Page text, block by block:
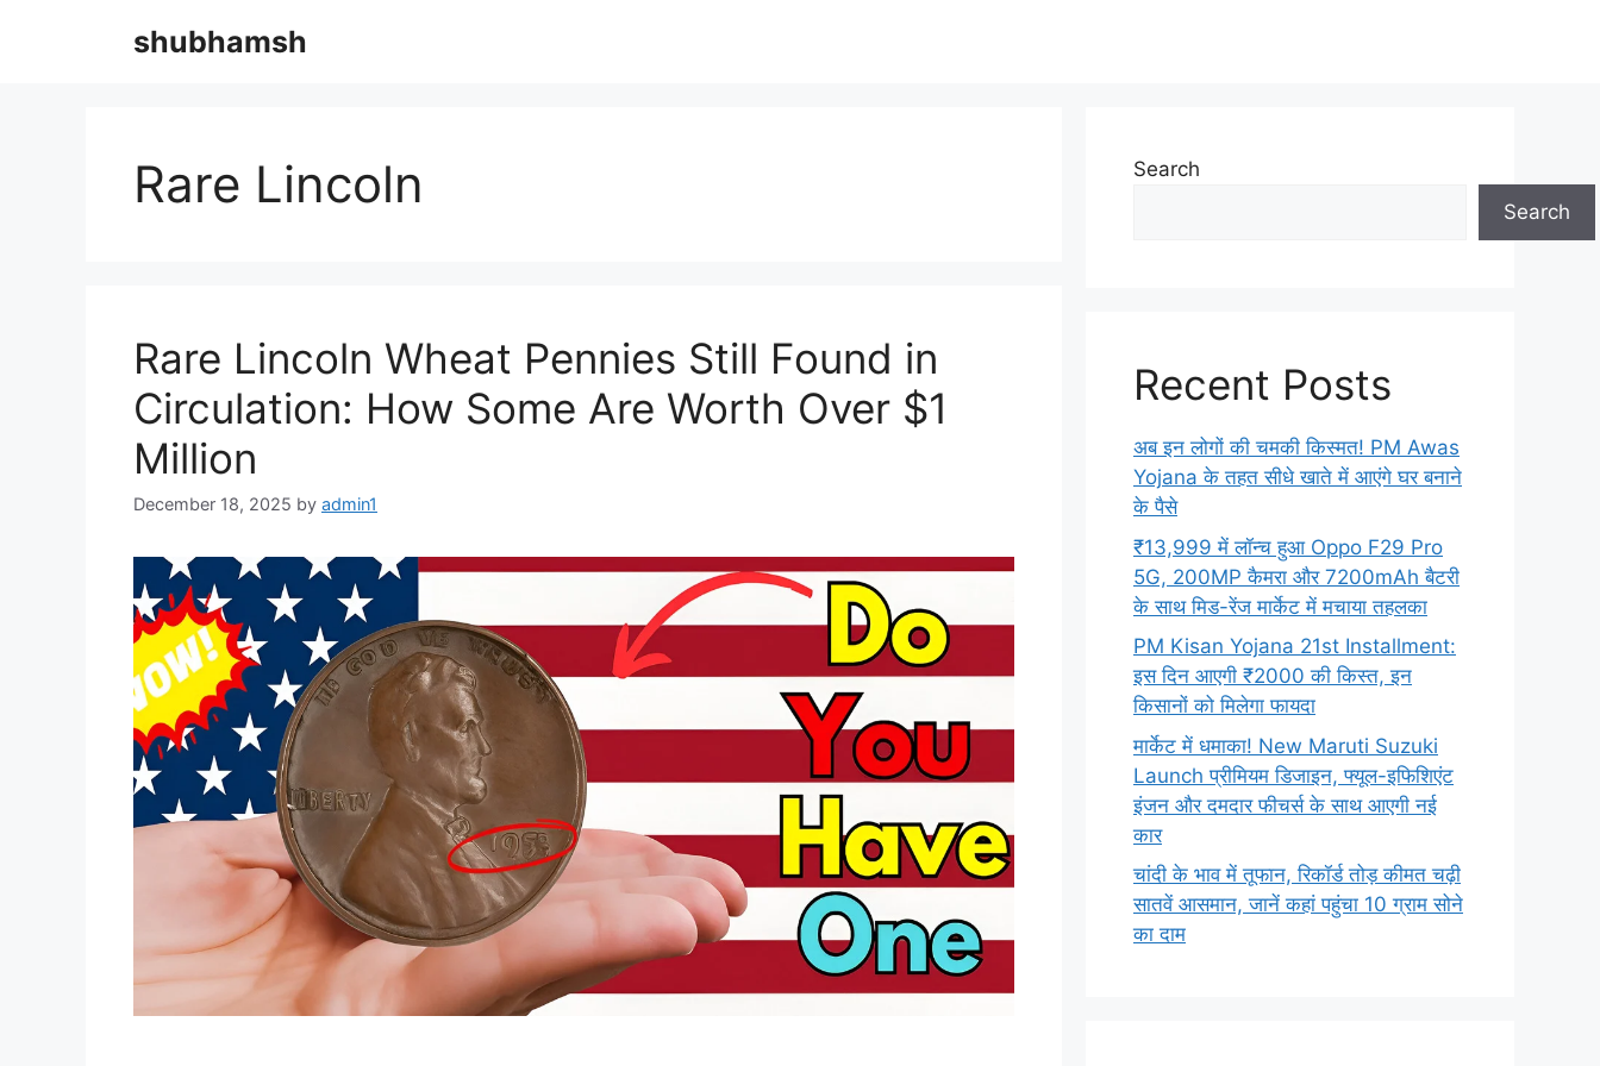
shubhamsh
Rare Lincoln
Rare Lincoln Wheat Pennies Still Found in
Circulation: How Some Are Worth Over $1
Million
December 18, 2025 by admin1
Search
Search
Recent Posts
अब इन लोगों की चमकी किस्मत! PM Awas
Yojana के तहत सीधे खाते में आएंगे घर बनाने
के पैसे
₹13,999 में लॉन्च हुआ Oppo F29 Pro
5G, 200MP कैमरा और 7200mAh बैटरी
के साथ मिड-रेंज मार्केट में मचाया तहलका
PM Kisan Yojana 21st Installment:
इस दिन आएगी ₹2000 की किस्त, इन
किसानों को मिलेगा फायदा
मार्केट में धमाका! New Maruti Suzuki
Launch प्रीमियम डिजाइन, फ्यूल-इफिशिएंट
इंजन और दमदार फीचर्स के साथ आएगी नई
कार
चांदी के भाव में तूफान, रिकॉर्ड तोड़ कीमत चढ़ी
सातवें आसमान, जानें कहां पहुंचा 10 ग्राम सोने
का दाम